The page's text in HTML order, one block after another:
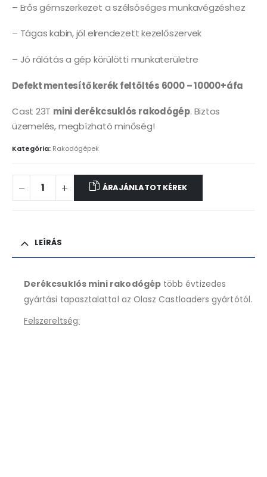
– Erős gémszerkezet a szélsőséges munkavégzéshez
– Tágas kabin, jól elrendezett kezelőszervek
– Jó rálátás a gép körülötti munkaterületre
Defekt mentesítő kerék feltöltés 6000 – 10000+áfa
Cast 23T mini derékcsuklós rakodógép. Biztos
üzemelés, megbízható minőség!
Kategória: Rakodógépek
ÁRAJÁNLATOT KÉREK
LEÍRÁS
Derékcsuklós mini rakodógéptöbb évtizedes
gyártási tapasztalattal az Olasz Castloaders gyártótól.
Felszereltség: